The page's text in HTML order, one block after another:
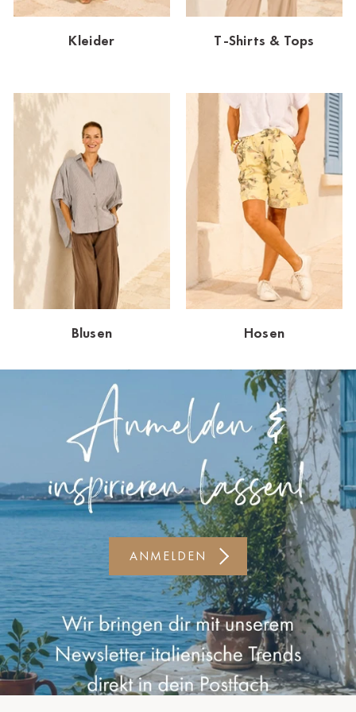
Dornbirn
Dortmund-Hombruch
Essen
HH-AEZ
HH-EEZ
HH-Eppendorf
HH-Hanseviertel
HH-Wandsbek
Hannover
Innsbruck
Kiel-CittiPark
Leipzig
Lindau
Münster
Oldenburg
Potsdam
Rostock
Kleider T-Shirts & Tops
Blusen Hosen
ANMELDEN